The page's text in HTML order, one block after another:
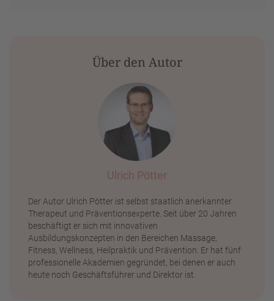
Über den Autor
Ulrich Pötter
Der Autor Ulrich Pötter ist selbst staatlich anerkannter
Therapeut und Präventionsexperte. Seit über 20 Jahren
beschäftigt er sich mit innovativen
Ausbildungskonzepten in den Bereichen Massage,
Fitness, Wellness, Heilpraktik und Prävention. Er hat fünf
professionelle Akademien gegründet, bei denen er auch
heute noch Geschäftsführer und Direktor ist.